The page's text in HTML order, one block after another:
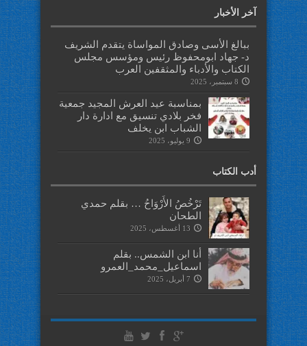
آخر الأخبار
ببالغ الأسى وصادق المواساة يتقدم الشريف
د- جهاد ابومحفوظ رئيس ومؤسس مجلس
الكتاب والأدباء والمثقفين العرب
8 سبتمبر، 2025
بمناسبة عيد العرش المجيد جمعية
فخر بلادي تنسيق مع ادارة دار
الشباب ابن يخلف
9 يوليو، 2025
أدب الكتاب
تَرْخُصُ الأَرْوَاحُ … بقلم حمدي
الطحان
13 أغسطس، 2025
أنا ابن الشمس.. بقلم
اسماعيل_محمد_العمرو
7 أبريل، 2025